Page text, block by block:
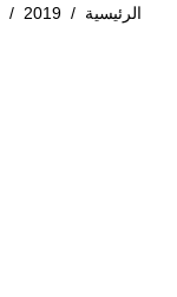
الرئيسية /
2019
/